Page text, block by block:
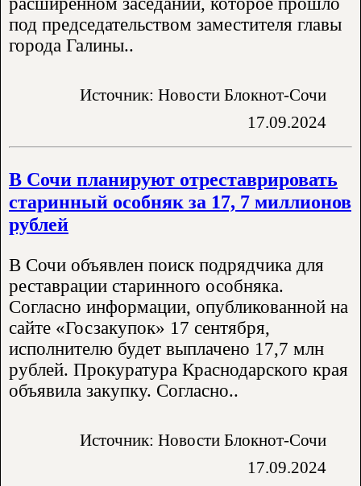
под председательством заместителя главы
города Галины..
Источник: Новости Блокнот-Сочи
17.09.2024
В Сочи планируют отреставрировать
старинный особняк за 17, 7 миллионов
рублей
В Сочи объявлен поиск подрядчика для
реставрации старинного особняка.
Согласно информации, опубликованной на
сайте «Госзакупок» 17 сентября,
исполнителю будет выплачено 17,7 млн
рублей. Прокуратура Краснодарского края
объявила закупку. Согласно..
Источник: Новости Блокнот-Сочи
17.09.2024